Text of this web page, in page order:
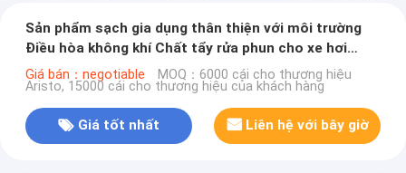
Sản phẩm sạch gia dụng thân thiện với môi trường
Điều hòa không khí Chất tẩy rửa phun cho xe hơi
hoặc nhà
Giá bán：negotiable MOQ：6000 cái cho thương hiệu
Aristo, 15000 cái cho thương hiệu của khách hàng
Giá tốt nhất Liên hệ với bây giờ